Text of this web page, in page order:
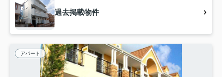
過去掲載物件
アパート